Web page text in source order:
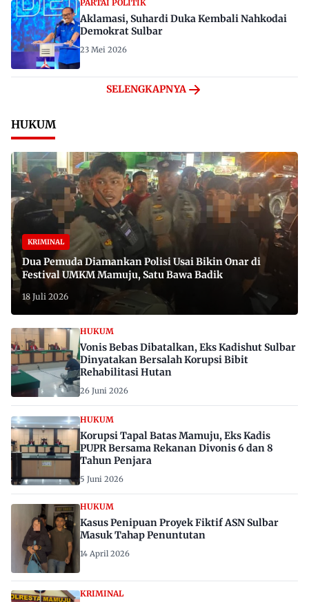
PARTAI POLITIK
Aklamasi, Suhardi Duka Kembali Nahkodai
Demokrat Sulbar
23 Mei 2026
SELENGKAPNYA
HUKUM
KRIMINAL
Dua Pemuda Diamankan Polisi Usai Bikin Onar di
Festival UMKM Mamuju, Satu Bawa Badik
18 Juli 2026
HUKUM
Vonis Bebas Dibatalkan, Eks Kadishut Sulbar
Dinyatakan Bersalah Korupsi Bibit
Rehabilitasi Hutan
26 Juni 2026
HUKUM
Korupsi Tapal Batas Mamuju, Eks Kadis
PUPR Bersama Rekanan Divonis 6 dan 8
Tahun Penjara
5 Juni 2026
HUKUM
Kasus Penipuan Proyek Fiktif ASN Sulbar
Masuk Tahap Penuntutan
14 April 2026
KRIMINAL